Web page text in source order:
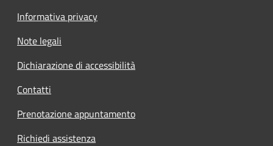
Informativa privacy
Note legali
Dichiarazione di accessibilità
Contatti
Prenotazione appuntamento
Richiedi assistenza